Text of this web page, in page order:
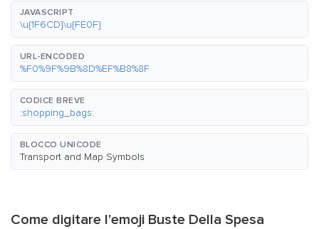
JAVASCRIPT
\u{1F6CD}\u{FE0F}
URL-ENCODED
%F0%9F%9B%8D%EF%B8%8F
CODICE BREVE
:shopping_bags:
BLOCCO UNICODE
Transport and Map Symbols
Come digitare l'emoji Buste Della Spesa